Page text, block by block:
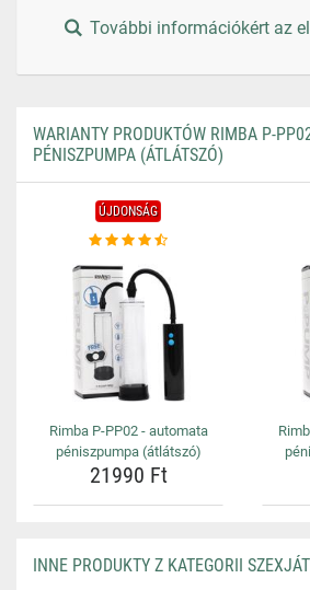
További információkért az
WARIANTY PRODUKTÓW RIMBA P-
PÉNISZPUMPA (ÁTLÁTSZÓ)
ÚJDONSÁG
Rimba P-PP02 - automata
péniszpumpa (átlátszó)
21990 Ft
INNE PRODUKTY Z KATEGORII